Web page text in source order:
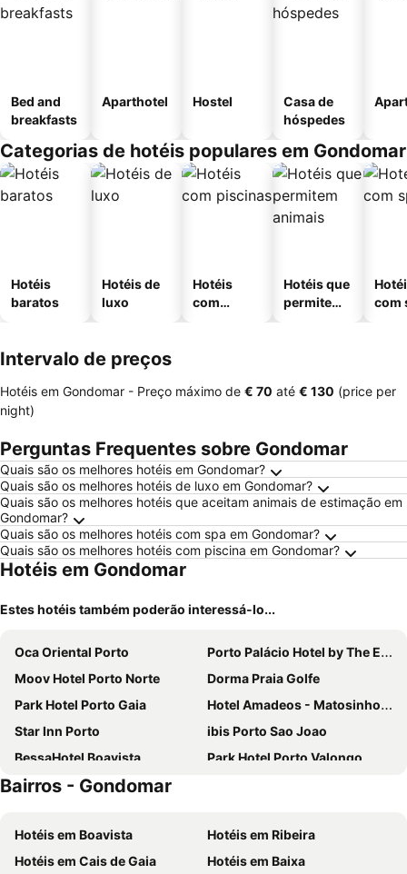
Bed and
breakfasts
Aparthotel Hostel
Casa de
hóspedes
Categorias de hotéis populares em Gondomar
Hotéis
baratos
Hotéis de
luxo
Hotéis
com
Hotéis que
permitem
com
Intervalo de preços
Hotéis em Gondomar - Preço máximo de ‎€ 70 até ‎€ 130 (price per
night)
Perguntas Frequentes sobre Gondomar
Quais são os melhores hotéis em Gondomar?
Quais são os melhores hotéis de luxo em Gondomar?
Quais são os melhores hotéis que aceitam animais de estimação em
Gondomar?
Quais são os melhores hotéis com spa em Gondomar?
Quais são os melhores hotéis com piscina em Gondomar?
Hotéis em Gondomar
Estes hotéis também poderão interessá-lo...
Oca Oriental Porto
Porto Palácio Hotel by The Editory
Moov Hotel Porto Norte
Dorma Praia Golfe
Park Hotel Porto Gaia
Hotel Amadeos - Matosinhos - Porto
Star Inn Porto
ibis Porto Sao Joao
BessaHotel Boavista
Park Hotel Porto Valongo
HF Ipanema Park
Novotel Porto Gaia
Acta The Avenue
Axis Porto Business & Spa Hotel
Sheraton Porto Hotel & Spa
Bairros - Gondomar
Hotéis em Boavista
Hotéis em Ribeira
Hotéis em Cais de Gaia
Hotéis em Baixa